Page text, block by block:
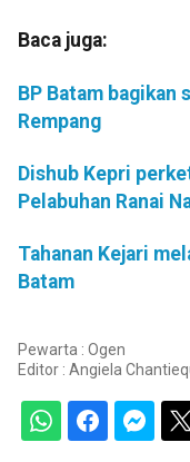
Baca juga:
BP Batam bagikan
Rempang
Dishub Kepri
Pelabuhan Ranai
Tahanan Kejari
Batam
Pewarta : Ogen
Editor : Angiela